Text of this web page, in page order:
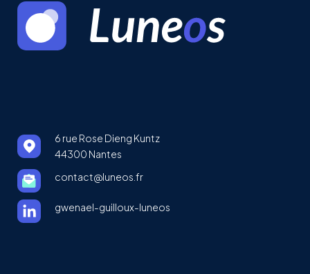
6 rue Rose Dieng Kuntz
44300 Nantes
contact@luneos.fr
gwenael-guilloux-luneos